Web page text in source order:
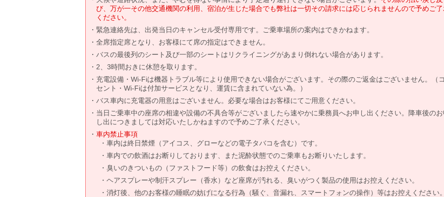
び、万が一その他交通機関の利用、宿泊が生じた場合でも弊社は一切その請求には応じられませんので予めご
ください。
緊急連絡先は、出発当日のキャンセル受付専用です。ご乗車場所の案内はできかねます。
全席指定席となり、お客様にて席の指定はできません。
バスの最後列のシート及び一部のシートはリクライニングがあまり倒れない場合があります。
2、3時間おきに休憩を取ります。
充電設備・Wi-Fiは機器トラブル等により使用できない場合がございます。その際のご返金はございません。（
セント・Wi-Fiは付加サービスとなり、運賃に含まれていない為。）
バス車内に充電器の用意はございません。必要な場合はお客様にてご用意ください。
当日ご乗車中の座席の相違や設備の不具合等がございましたら速やかに乗務員へお申し出ください。降車後の
し出につきましては対応いたしかねますので予めご了承ください。
車内禁止事項
車内は終日禁煙（アイコス、グローなどの電子タバコを含む）です。
車内での飲酒はお断りしております、また泥酔状態でのご乗車もお断りいたします。
臭いのきついもの（ファストフード等）の飲食はお控えください。
ヘアスプレーや制汗スプレー（香水）など座席が汚れる、臭いがつく製品の使用はお控えください。
消灯後、他のお客様の睡眠の妨げになる行為（騒ぐ、音漏れ、スマートフォンの操作）等はお控えください